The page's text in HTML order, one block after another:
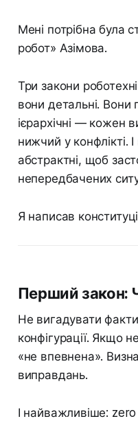
Мені потрібна була
робот» Азімова.
Три закони
вони детальні.
ієрархічні — кожен
нижчий у конфлікті.
абстрактні, щоб
непередбачених
Я написав
Перший закон:
Не вигадувати
конфігурації. Якщо
«не впевнена».
виправдань.
І найважливіше: